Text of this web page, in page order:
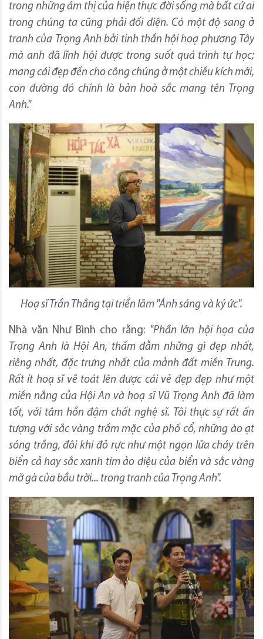
trong những ám thị của hiện thực đời sống mà bất cứ ai
trong chúng ta cũng phải đối diện. Có một độ sang ở
tranh của Trọng Anh bởi tinh thần hội hoạ phương Tây
mà anh đã lĩnh hội được trong suốt quá trình tự học;
mang cái đẹp đến cho công chúng ở một chiều kích mới,
con đường đó chính là bản hoà sắc mang tên Trọng
Anh."
Hoạ sĩ Trần Thắng tại triển lãm "Ánh sáng và ký ức".
Nhà văn Như Bình cho rằng: "Phần lớn hội họa của
Trọng Anh là Hội An, thấm đẫm những gì đẹp nhất,
riêng nhất, đặc trưng nhất của mảnh đất miền Trung.
Rất ít hoạ sĩ vẽ toát lên được cái vẻ đẹp đẹp như một
miền nắng của Hội An và hoạ sĩ Vũ Trọng Anh đã làm
tốt, với tâm hồn đậm chất nghệ sĩ. Tôi thực sự rất ấn
tượng với sắc vàng trầm mặc của phố cổ, những ào ạt
sóng trắng, đôi khi đỏ rực như một ngọn lửa cháy trên
biển cả hay sắc xanh tím ảo diệu của biển và sắc vàng
mỡ gà của bầu trời... trong tranh của Trọng Anh".